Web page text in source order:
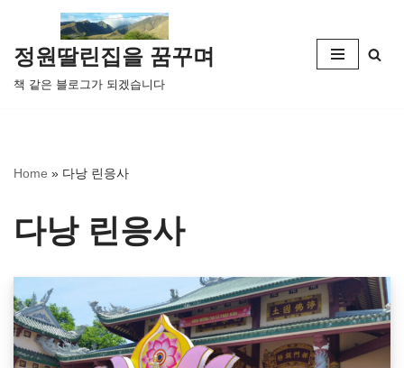
콘
텐
츠
뛰
정원딸린집을 꿈꾸며
책 같은 블로그가 되겠습니다
Home » 다낭 린응사
다낭 린응사